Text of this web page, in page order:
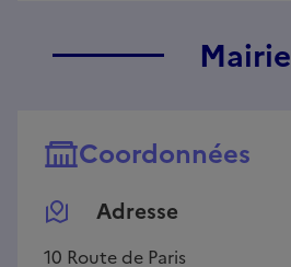
Mairie
Coordonnées
Adresse
10 Route de Paris